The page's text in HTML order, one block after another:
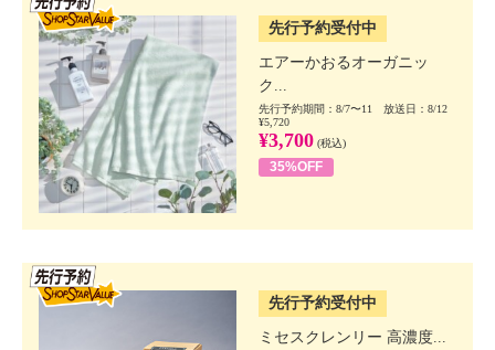
先行予約受付中
エアーかおるオーガニッ
ク...
先行予約期間：8/7〜11 放送日：8/12
¥5,720
¥3,700 (税込)
35%OFF
先行予約受付中
ミセスクレンリー 高濃度...